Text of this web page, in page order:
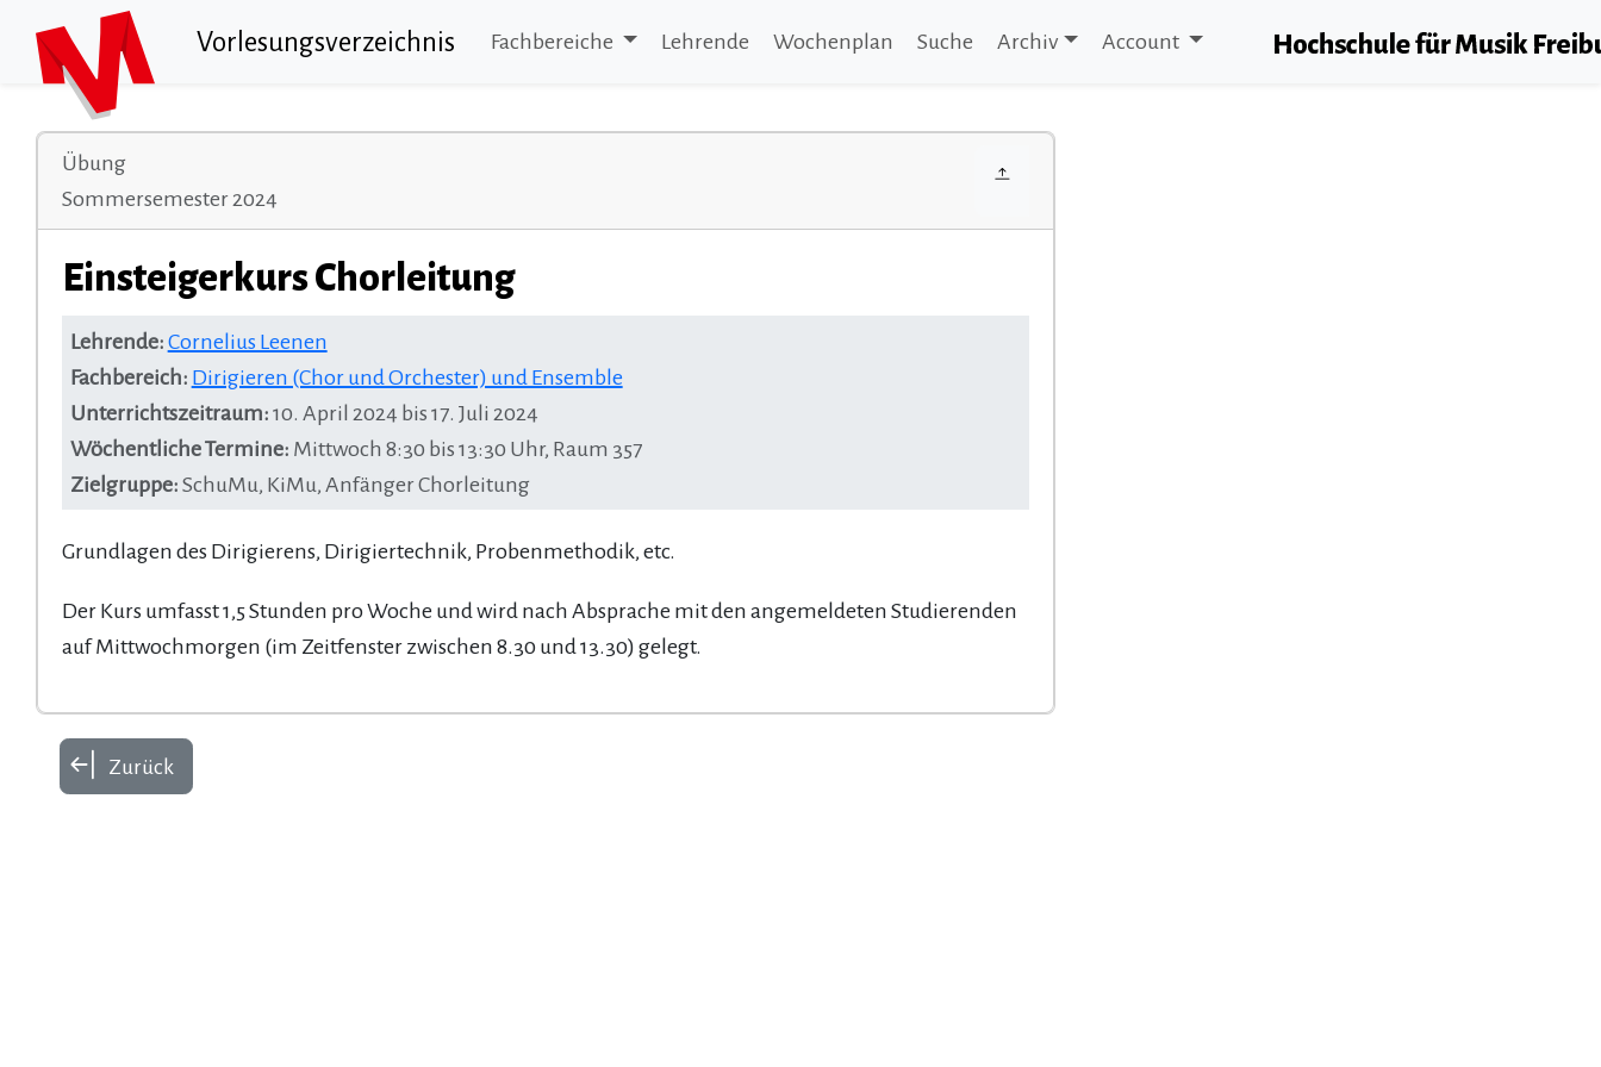
Vorlesungsverzeichnis Fachbereiche Lehrende Wochenplan Suche Archiv Account
Übung
Sommersemester 2024
Einsteigerkurs Chorleitung
Lehrende: Cornelius Leenen
Fachbereich: Dirigieren (Chor und Orchester) und Ensemble
Unterrichtszeitraum: 10. April 2024 bis 17. Juli 2024
Wöchentliche Termine: Mittwoch 8:30 bis 13:30 Uhr, Raum 357
Zielgruppe: SchuMu, KiMu, Anfänger Chorleitung
Grundlagen des Dirigierens, Dirigiertechnik, Probenmethodik, etc.
Der Kurs umfasst 1,5 Stunden pro Woche und wird nach Absprache mit den angemeldeten Studierenden
auf Mittwochmorgen (im Zeitfenster zwischen 8.30 und 13.30) gelegt.